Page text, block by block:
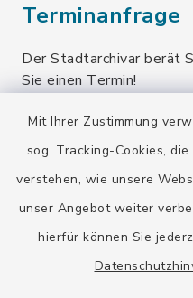
Mit Ihrer Zustimmung
sog. Tracking-Cookies,
verstehen, wie unsere
unser Angebot weiter
hierfür können Sie
Terminanfrage
Der Stadtarchivar berät
Sie einen Termin!
Terminanfrage
Quicklinks
Stadt Wolfratshausen